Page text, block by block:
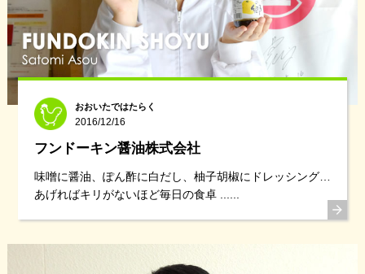
おおいたではたらく
2016/12/16
フンドーキン醤油株式会社
味噌に醤油、ぽん酢に白だし、柚子胡椒にドレッシング…
あげればキリがないほど毎日の食卓 ......